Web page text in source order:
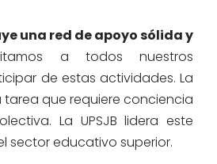
una red de apoyo sólida y
a todos nuestros
de estas actividades. La
que requiere conciencia
La UPSJB lidera este
sector educativo superior.